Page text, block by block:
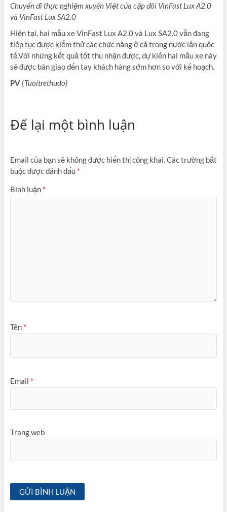
Chuyến đi thực nghiệm xuyên Việt của cặp đôi VinFast Lux A2.0
và VinFast Lux SA2.0
Hiện tại, hai mẫu xe VinFast Lux A2.0 và Lux SA2.0 vẫn đang
tiếp tục được kiểm thử các chức năng ở cả trong nước lẫn quốc
tế.Với những kết quả tốt thu nhận được, dự kiến hai mẫu xe này
sẽ được bàn giao đến tay khách hàng sớm hơn so với kế hoạch.
PV (Tuoitrethudo)
Để lại một bình luận
Email của bạn sẽ không được hiển thị công khai.Các trường bắt
buộc được đánh dấu *
Bình luận *
Tên *
Email *
Trang web